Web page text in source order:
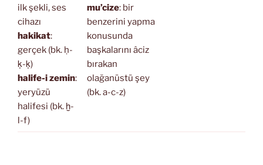
ilk şekli, ses
cihazı
hakikat:
gerçek (bk. ḥ-
ḳ-ḳ)
halife-i zemin:
yeryüzü
halifesi (bk. ḫ-
l-f)
mu’cize: bir
benzerini yapma
konusunda
başkalarını âciz
bırakan
olağanüstü şey
(bk. a-c-z)